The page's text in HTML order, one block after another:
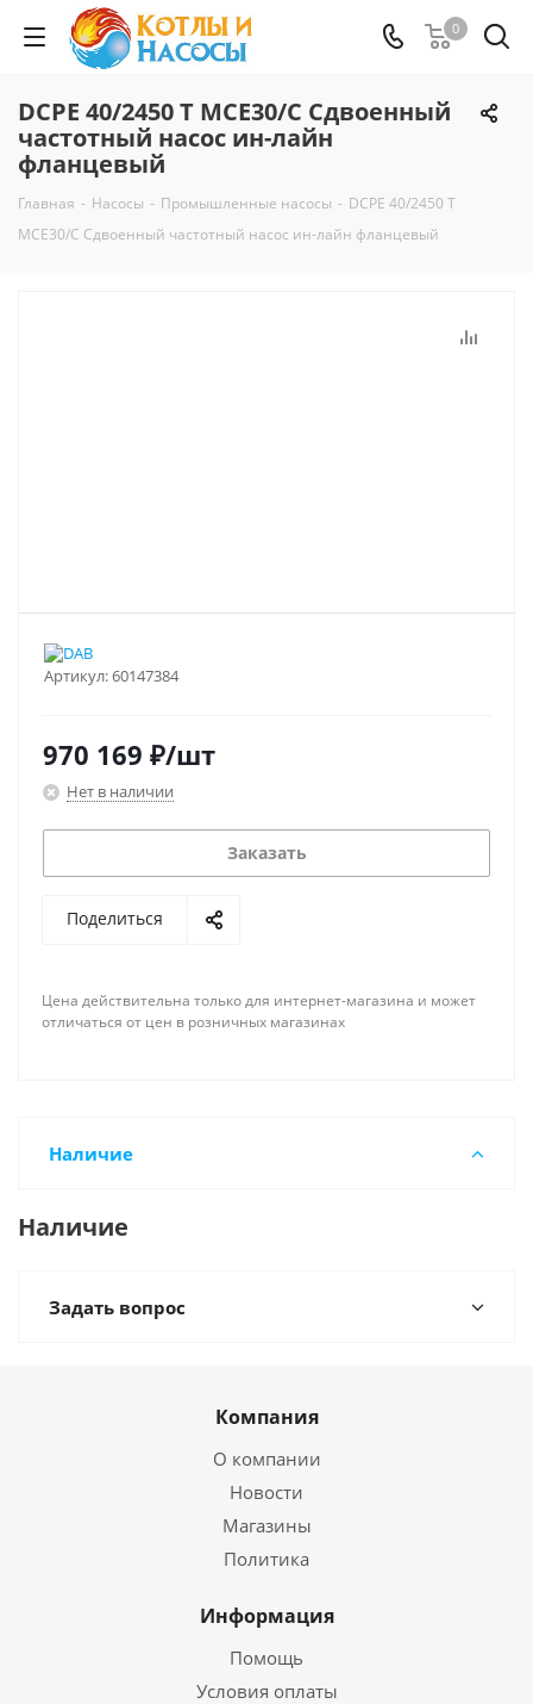
0
DCPE 40/2450 T MCE30/C Сдвоенный
частотный насос ин-лайн
фланцевый
Главная - Насосы - Промышленные насосы - DCPE 40/2450 T
MCE30/C Сдвоенный частотный насос ин-лайн фланцевый
Артикул:60147384
970 169 ₽/шт
Нет в наличии
Заказать
Поделиться
Цена действительна только для интернет-магазина и может
отличаться от цен в розничных магазинах
Наличие
Наличие
Задать вопрос
Компания
О компании
Новости
Магазины
Политика
Информация
Помощь
Условия оплаты